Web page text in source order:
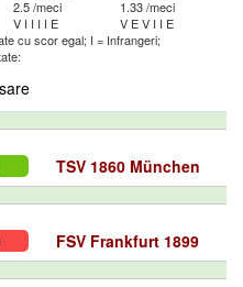
2.5 /meci
1.33 /meci
V I I I I E V EV I I E
cu scor egal; I = Infrangeri;
TSV 1860 München
FSV Frankfurt 1899